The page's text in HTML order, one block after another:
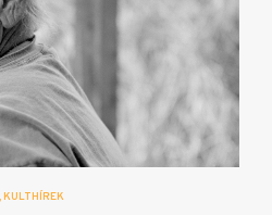
KULTHÍREK